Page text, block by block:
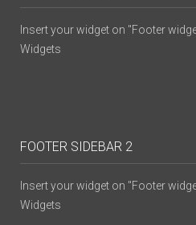
Insert your widget on "Footer
Widgets
FOOTER SIDEBAR 2
Insert your widget on "Footer
Widgets